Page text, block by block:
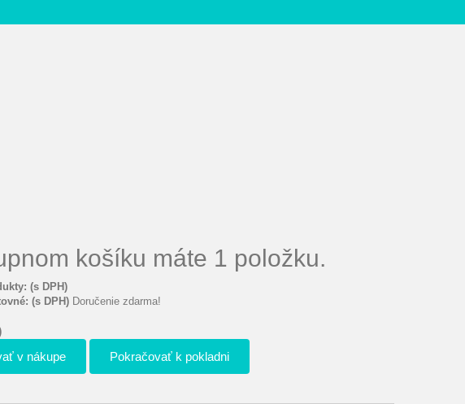
košíku máte 1 položku.
(s DPH)
(s DPH) Doručenie zdarma!
v nákupe Pokračovať k pokladni